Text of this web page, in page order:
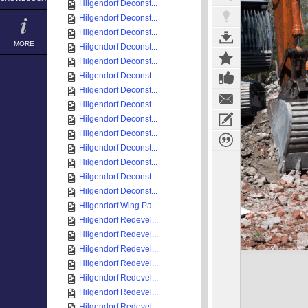
MORE
Hilgendorf Deconst...
Hilgendorf Deconst...
Hilgendorf Deconst...
Hilgendorf Deconst...
Hilgendorf Deconst...
Hilgendorf Deconst...
Hilgendorf Deconst...
Hilgendorf Deconst...
Hilgendorf Deconst...
Hilgendorf Deconst...
Hilgendorf Deconst...
Hilgendorf Deconst...
Hilgendorf Deconst...
Hilgendorf Deconst...
Hilgendorf Wing Pa...
Hilgendorf Redevel...
Hilgendorf Redevel...
Hilgendorf Redevel...
Hilgendorf Redevel...
Hilgendorf Redevel...
Hilgendorf Redevel...